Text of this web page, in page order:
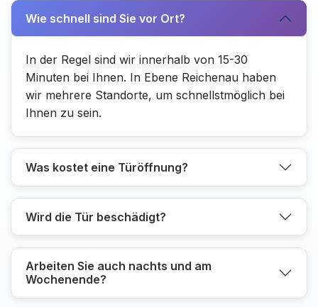
Wie schnell sind Sie vor Ort?
In der Regel sind wir innerhalb von 15-30
Minuten bei Ihnen. In Ebene Reichenau haben
wir mehrere Standorte, um schnellstmöglich bei
Ihnen zu sein.
Was kostet eine Türöffnung?
Wird die Tür beschädigt?
Arbeiten Sie auch nachts und am
Wochenende?